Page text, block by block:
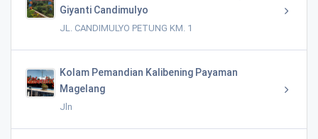
Giyanti Candimulyo
JL. CANDIMULYO PETUNG KM. 1
Kolam Pemandian Kalibening Payaman
Magelang
Jln